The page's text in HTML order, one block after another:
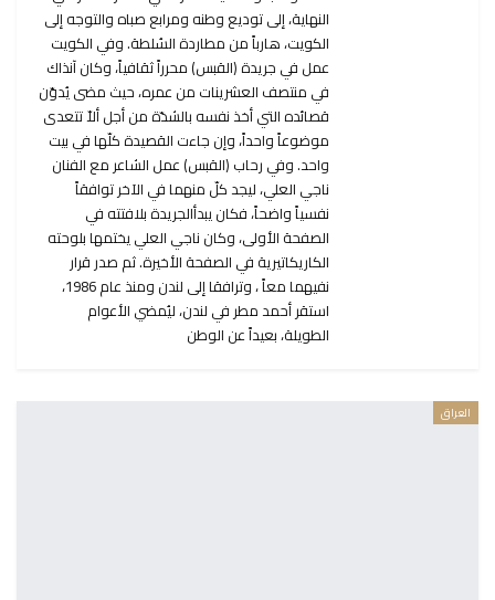
النهاية، إلى توديع وطنه ومرابع صباه والتوجه إلى
الكويت، هارباً من مطاردة السُلطة. وفي الكويت
عمل في جريدة (القبس) محرراً ثقافياً، وكان آنذاك
في منتصف العشرينات من عمره، حيث مضى يُدوّن
قصائده التي أخذ نفسه بالشدّة من أجل ألاّ تتعدى
موضوعاً واحداً، وإن جاءت القصيدة كلّها في بيت
واحد. وفي رحاب (القبس) عمل الشاعر مع الفنان
ناجي العلي، ليجد كلّ منهما في الآخر توافقاً
نفسياً واضحاً، فكان يبدأالجريدة بلافتته في
الصفحة الأولى، وكان ناجي العلي يختمها بلوحته
الكاريكاتيرية في الصفحة الأخيرة. ثم صدر قرار
نفيهما معاً ، وترافقا إلى لندن ومنذ عام 1986،
استقر أحمد مطر في لندن، ليُمضي الأعوام
الطويلة، بعيداً عن الوطن
العراق